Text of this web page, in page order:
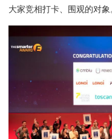
大家竞相打卡、围观的对象